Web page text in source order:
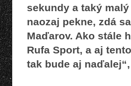
sekundy a taký
naozaj pekne, zdá
Maďarov. Ako stále
Rufa Sport, a aj
tak bude aj naďalej“,